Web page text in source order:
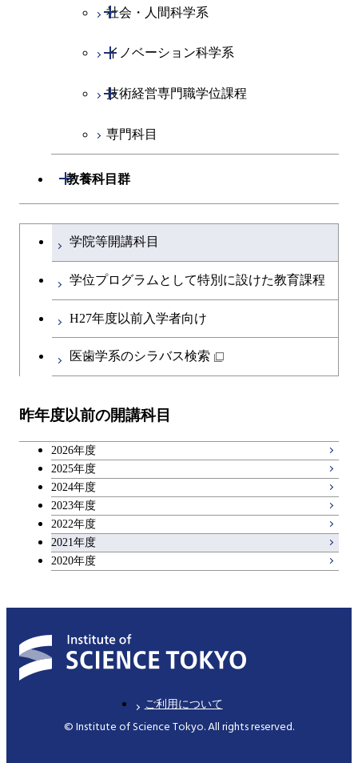
地球環境共創コース
エネルギーコース
エンジニアリングデザイン
原子核工学コース
社会・人間科学系
開閉
社会・人間科学コース
イノベーション科学系
開閉
イノベーション科学コース
技術経営専門職学位課程
開閉
技術経営専門職学位課程
専門科目
教養科目群
開閉
文系教養科目
英語科目
第二外国語科目
キャリア科目
大学院課程を切り替える
学院等開講科目
学位プログラムとして特別に設けた教育課程
H27年度以前入学者向け
医歯学系のシラバス検索
昨年度以前の開講科目
2026年度
2025年度
2024年度
2023年度
2022年度
2021年度
2020年度
ご利用について
© Institute of Science Tokyo. All rights reserved.